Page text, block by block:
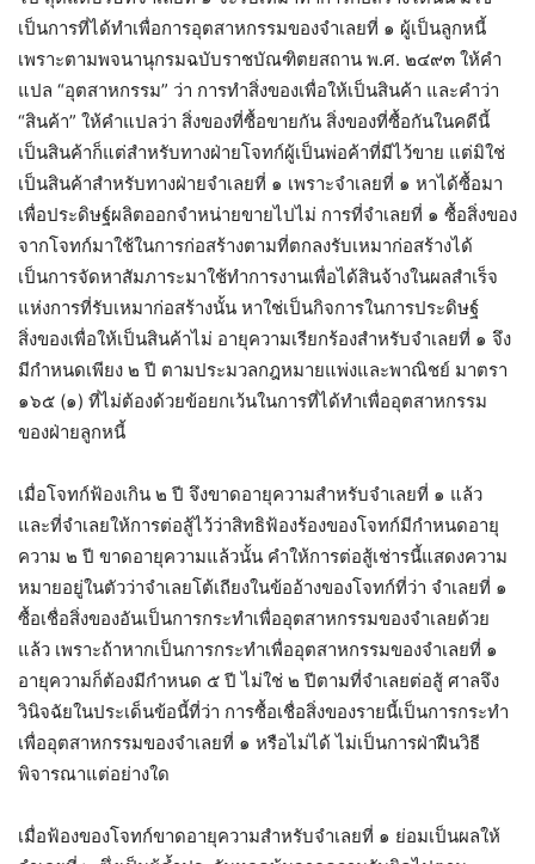
เป็นการที่ได้ทำเพื่อการอุตสาหกรรมของจำเลยที่ ๑ ผู้เป็นลูกหนี้
เพราะตามพจนานุกรมฉบับราชบัณฑิตยสถาน พ.ศ. ๒๔๙๓ ให้คำ
แปล “อุตสาหกรรม” ว่า การทำสิ่งของเพื่อให้เป็นสินค้า และคำว่า
“สินค้า” ให้คำแปลว่า สิ่งของที่ซื้อขายกัน สิ่งของที่ซื้อกันในคดีนี้
เป็นสินค้าก็แต่สำหรับทางฝ่ายโจทก์ผู้เป็นพ่อค้าที่มีไว้ขาย แต่มิใช่
เป็นสินค้าสำหรับทางฝ่ายจำเลยที่ ๑ เพราะจำเลยที่ ๑ หาได้ซื้อมา
เพื่อประดิษฐ์ผลิตออกจำหน่ายขายไปไม่ การที่จำเลยที่ ๑ ซื้อสิ่งของ
จากโจทก์มาใช้ในการก่อสร้างตามที่ตกลงรับเหมาก่อสร้างได้
เป็นการจัดหาสัมภาระมาใช้ทำการงานเพื่อได้สินจ้างในผลสำเร็จ
แห่งการที่รับเหมาก่อสร้างนั้น หาใช่เป็นกิจการในการประดิษฐ์
สิ่งของเพื่อให้เป็นสินค้าไม่ อายุความเรียกร้องสำหรับจำเลยที่ ๑ จึง
มีกำหนดเพียง ๒ ปี ตามประมวลกฎหมายแพ่งและพาณิชย์ มาตรา
๑๖๕ (๑) ที่ไม่ต้องด้วยข้อยกเว้นในการที่ได้ทำเพื่ออุตสาหกรรม
ของฝ่ายลูกหนี้
เมื่อโจทก์ฟ้องเกิน ๒ ปี จึงขาดอายุความสำหรับจำเลยที่ ๑ แล้ว
และที่จำเลยให้การต่อสู้ไว้ว่าสิทธิฟ้องร้องของโจทก์มีกำหนดอายุ
ความ ๒ ปี ขาดอายุความแล้วนั้น คำให้การต่อสู้เช่ารนี้แสดงความ
หมายอยู่ในตัวว่าจำเลยโต้เถียงในข้ออ้างของโจทก์ที่ว่า จำเลยที่ ๑
ซื้อเชื่อสิ่งของอันเป็นการกระทำเพื่ออุตสาหกรรมของจำเลยด้วย
แล้ว เพราะถ้าหากเป็นการกระทำเพื่ออุตสาหกรรมของจำเลยที่ ๑
อายุความก็ต้องมีกำหนด ๕ ปี ไม่ใช่ ๒ ปีตามที่จำเลยต่อสู้ ศาลจึง
วินิจฉัยในประเด็นข้อนี้ที่ว่า การซื้อเชื่อสิ่งของรายนี้เป็นการกระทำ
เพื่ออุตสาหกรรมของจำเลยที่ ๑ หรือไม่ได้ ไม่เป็นการฝ่าฝืนวิธี
พิจารณาแต่อย่างใด
เมื่อฟ้องของโจทก์ขาดอายุความสำหรับจำเลยที่ ๑ ย่อมเป็นผลให้